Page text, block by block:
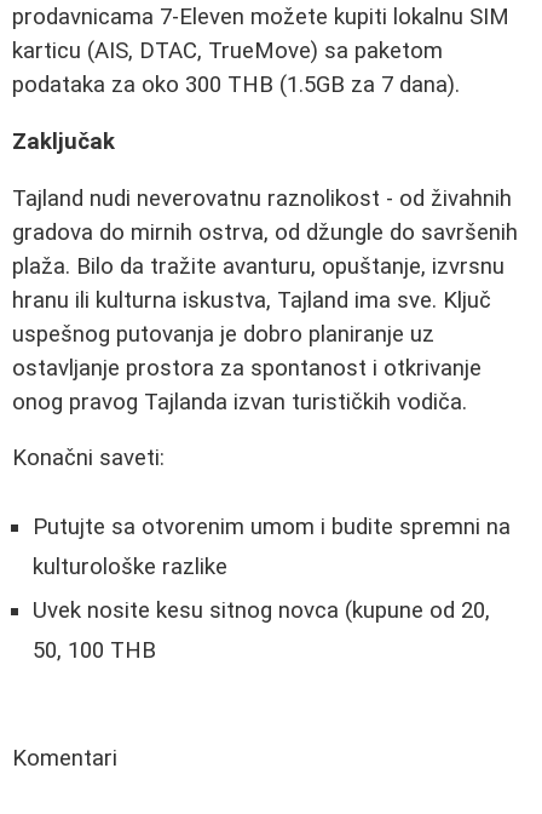
prodavnicama 7-Eleven možete kupiti lokalnu SIM
karticu (AIS, DTAC, TrueMove) sa paketom
podataka za oko 300 THB (1.5GB za 7 dana).
Zaključak
Tajland nudi neverovatnu raznolikost - od živahnih
gradova do mirnih ostrva, od džungle do savršenih
plaža. Bilo da tražite avanturu, opuštanje, izvrsnu
hranu ili kulturna iskustva, Tajland ima sve. Ključ
uspešnog putovanja je dobro planiranje uz
ostavljanje prostora za spontanost i otkrivanje
onog pravog Tajlanda izvan turističkih vodiča.
Konačni saveti:
Putujte sa otvorenim umom i budite spremni na
kulturološke razlike
Uvek nosite kesu sitnog novca (kupune od 20,
50, 100 THB
Komentari